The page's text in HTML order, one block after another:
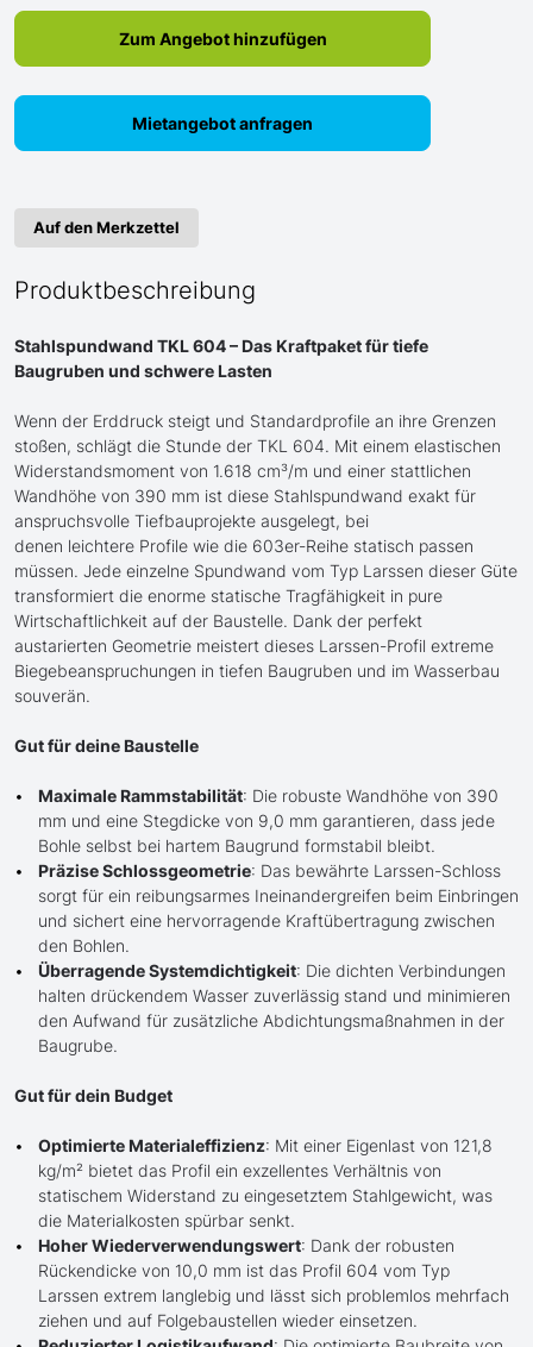
Zum Angebot hinzufügen
Mietangebot anfragen
Auf den Merkzettel
Produktbeschreibung
Stahlspundwand TKL 604 – Das Kraftpaket für tiefe
Baugruben und schwere Lasten
Wenn der Erddruck steigt und Standardprofile an ihre Grenzen
stoßen, schlägt die Stunde der TKL 604. Mit einem elastischen
Widerstandsmoment von 1.618 cm³/m und einer stattlichen
Wandhöhe von 390 mm ist diese Stahlspundwand exakt für
anspruchsvolle Tiefbauprojekte ausgelegt, bei
denen leichtere Profile wie die 603er-Reihe statisch passen
müssen. Jede einzelne Spundwand vom Typ Larssen dieser Güte
transformiert die enorme statische Tragfähigkeit in pure
Wirtschaftlichkeit auf der Baustelle. Dank der perfekt
austarierten Geometrie meistert dieses Larssen-Profil extreme
Biegebeanspruchungen in tiefen Baugruben und im Wasserbau
souverän.
Gut für deine Baustelle
Maximale Rammstabilität: Die robuste Wandhöhe von 390
mm und eine Stegdicke von 9,0 mm garantieren, dass jede
Bohle selbst bei hartem Baugrund formstabil bleibt.
Präzise Schlossgeometrie: Das bewährte Larssen-Schloss
sorgt für ein reibungsarmes Ineinandergreifen beim Einbringen
und sichert eine hervorragende Kraftübertragung zwischen
den Bohlen.
Überragende Systemdichtigkeit: Die dichten Verbindungen
halten drückendem Wasser zuverlässig stand und minimieren
den Aufwand für zusätzliche Abdichtungsmaßnahmen in der
Baugrube.
Gut für dein Budget
Optimierte Materialeffizienz: Mit einer Eigenlast von 121,8
kg/m² bietet das Profil ein exzellentes Verhältnis von
statischem Widerstand zu eingesetztem Stahlgewicht, was
die Materialkosten spürbar senkt.
Hoher Wiederverwendungswert: Dank der robusten
Rückendicke von 10,0 mm ist das Profil 604 vom Typ
Larssen extrem langlebig und lässt sich problemlos mehrfach
ziehen und auf Folgebaustellen wieder einsetzen.